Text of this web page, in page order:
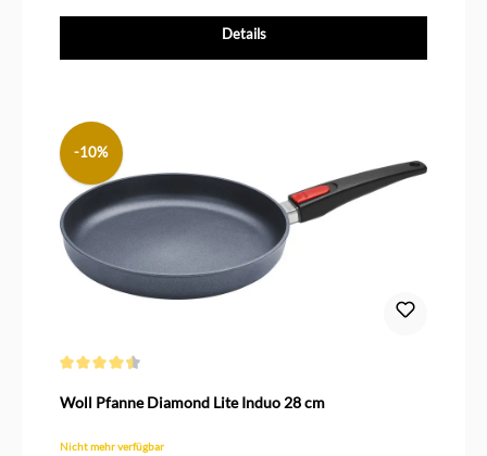
Details
-10%
Woll Pfanne Diamond Lite Induo 28 cm
Nicht mehr verfügbar